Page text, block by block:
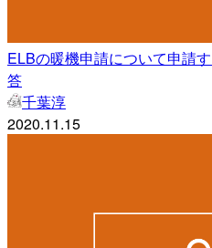
ELBの暖機申請について申請
答
千葉淳
2020.11.15